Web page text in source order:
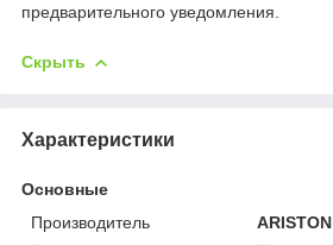
предварительного уведомления.
Скрыть
Характеристики
Основные
Производитель
ARISTON